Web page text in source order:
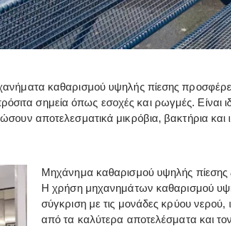
καθαρισμού υψηλής πίεσης
σημεία όπως εσοχές και ρωγμές.
αποτελεσματικά μικρόβια, βακτήρια και
Μηχάνημα καθαρισμού υψηλής πίεσης
Η χρήση μηχανημάτων καθαρισμού
σύγκριση με τις μονάδες κρύου
από τα καλύτερα αποτελέσματα και